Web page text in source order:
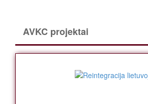
AVKC projektai